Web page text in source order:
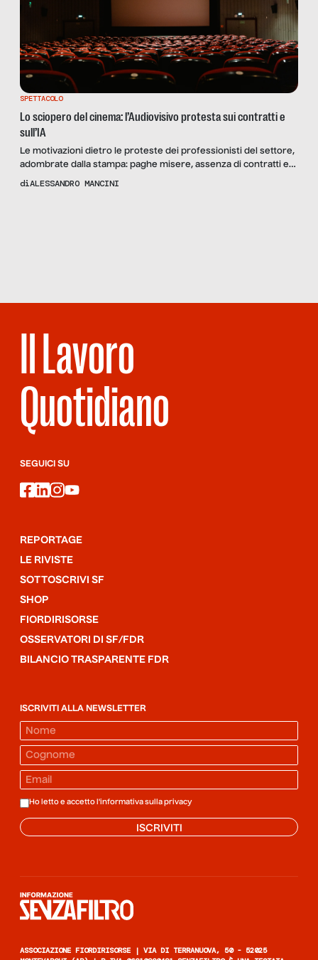
SPETTACOLO
Lo sciopero del cinema: l’Audiovisivo protesta sui contratti e
sull’IA
Le motivazioni dietro le proteste dei professionisti del settore,
adombrate dalla stampa: paghe misere, assenza di contratti e
tutele e l’ombra lunga dell’intelligenza artificiale. Le opinioni di
diALESSANDRO MANCINI
Il Lavoro
Quotidiano
SEGUICI SU
facebook
linkedin
instagram
youtube
REPORTAGE
LE RIVISTE
SOTTOSCRIVI SF
SHOP
FIORDIRISORSE
OSSERVATORI DI SF/FDR
BILANCIO TRASPARENTE FDR
ISCRIVITI ALLA NEWSLETTER
Ho letto e accetto l'informativa sulla privacy
ISCRIVITI
ASSOCIAZIONE FIORDIRISORSE | VIA DI TERRANUOVA, 50 - 52025